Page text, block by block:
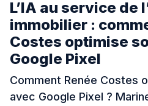
L’IA au service
immobilier :
Costes optimise
Google Pixel
Comment Renée Costes
avec Google Pixel ?